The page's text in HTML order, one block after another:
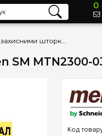
SM MTN2300-
0